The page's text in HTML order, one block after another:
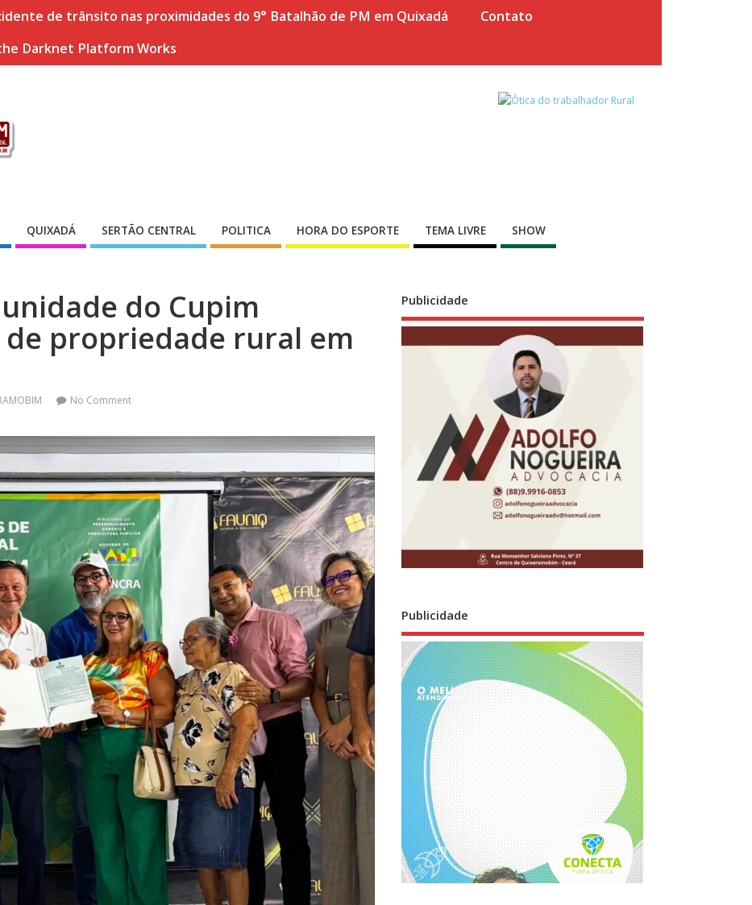
de trânsito nas proximidades do 9° Batalhão de PM em Quixadá
Contato
Darknet Platform Works
QUIXADÁ SERTÃO CENTRAL POLITICA HORA DO ESPORTE TEMA LIVRE SHOW
do Cupim
propriedade rural em
No Comment
Publicidade
Publicidade